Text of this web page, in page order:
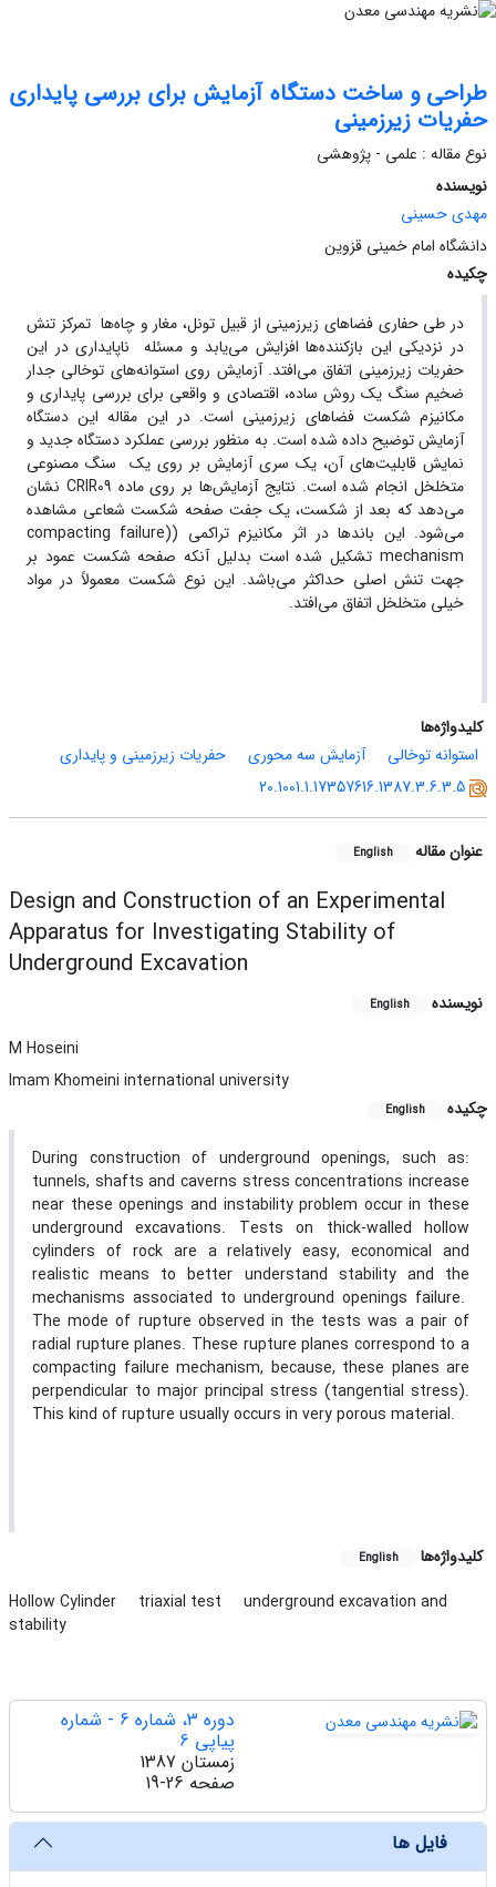
طراحی و ساخت دستگاه آزمایش برای بررسی پایداری
حفریات زیرزمینی
نوع مقاله : علمی - پژوهشی
نویسنده
مهدی حسینی
دانشگاه امام خمینی قزوین
چکیده
در طی حفاری فضاهای زیرزمینی از قبیل تونل، مغار و چاه‌ها تمرکز تنش
در نزدیکی این بازکننده‌ها افزایش می‌یابد و مسئله ناپایداری در این
حفریات زیرزمینی اتفاق می‌افتد. آزمایش روی استوانه‌های توخالی جدار
ضخیم سنگ یک روش ساده، اقتصادی و واقعی برای بررسی پایداری و
مکانیزم شکست فضاهای زیرزمینی است. در این مقاله این دستگاه
آزمایش توضیح داده شده است. به منظور بررسی عملکرد دستگاه جدید و
نمایش قابلیت‌های آن، یک سری آزمایش بر روی یک سنگ مصنوعی
متخلخل انجام شده است. نتایج آزمایش‌ها بر روی ماده CRIR09 نشان
می‌دهد که بعد از شکست، یک جفت صفحه شکست شعاعی مشاهده
می‌شود. این باند‌ها در اثر مکانیزم تراکمی ‌((compacting failure
mechanism تشکیل شده است بدلیل آنکه صفحه شکست عمود بر
جهت تنش اصلی حداکثر می‌باشد. این نوع شکست معمولاً در مواد
خیلی متخلخل اتفاق می‌افتد.
کلیدواژه‌ها
استوانه توخالی
آزمایش سه محوری
حفریات زیرزمینی و پایداری
20.1001.1.17357616.1387.3.6.3.5
عنوان مقاله English
Design and Construction of an Experimental
Apparatus for Investigating Stability of
Underground Excavation
نویسنده English
M Hoseini
Imam Khomeini international university
چکیده
English
During construction of underground openings, such as:
tunnels, shafts and caverns stress concentrations increase
near these openings and instability problem occur in these
underground excavations. Tests on thick-walled hollow
cylinders of rock are a relatively easy, economical and
realistic means to better understand stability and the
mechanisms associated to underground openings failure.
The mode of rupture observed in the tests was a pair of
radial rupture planes. These rupture planes correspond to a
compacting failure mechanism, because, these planes are
perpendicular to major principal stress (tangential stress).
This kind of rupture usually occurs in very porous material.
کلیدواژه‌ها English
Hollow Cylinder triaxial test
underground excavation and
stability
دوره 3، شماره 6 - شماره
پیاپی 6
زمستان 1387
صفحه 19-26
فایل ها